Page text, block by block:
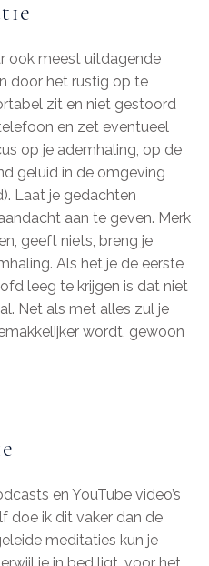
ook meest uitdagende
door het rustig op te
zit en niet gestoord
en zet eventueel
op je ademhaling, op de
geluid in de omgeving
Laat je gedachten
aan te geven. Merk
geeft niets, breng je
Als het je de eerste
leeg te krijgen is dat niet
Net als met alles zul je
wordt, gewoon
en YouTube video’s
doe ik dit vaker dan de
meditaties kun je